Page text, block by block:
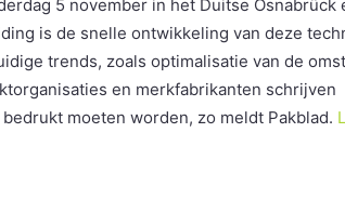
5 november in het Duitse Osnabrück
is de snelle ontwikkeling van deze
trends, zoals optimalisatie van de
en merkfabrikanten schrijven
moeten worden, zo meldt Pakblad.